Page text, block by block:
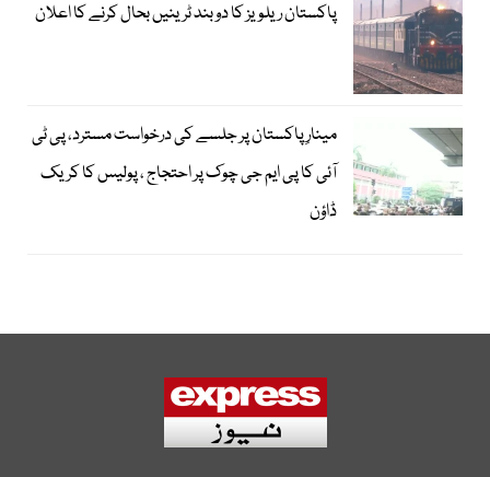
پاکستان ریلویز کا دو بند ٹرینیں بحال کرنے کا اعلان
مینارِ پاکستان پر جلسے کی درخواست مسترد، پی ٹی
آئی کا پی ایم جی چوک پر احتجاج ، پولیس کا کریک
ڈاؤن